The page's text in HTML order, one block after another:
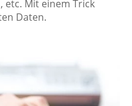
etc. Mit einem Trick
Daten.